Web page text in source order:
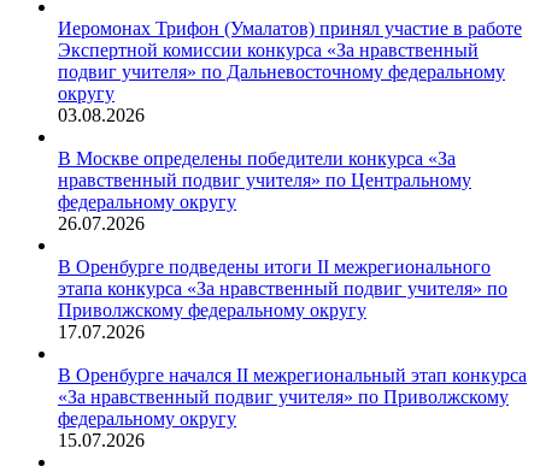
Иеромонах Трифон (Умалатов) принял участие в работе
Экспертной комиссии конкурса «За нравственный
подвиг учителя» по Дальневосточному федеральному
округу
03.08.2026
В Москве определены победители конкурса «За
нравственный подвиг учителя» по Центральному
федеральному округу
26.07.2026
В Оренбурге подведены итоги II межрегионального
этапа конкурса «За нравственный подвиг учителя» по
Приволжскому федеральному округу
17.07.2026
В Оренбурге начался II межрегиональный этап конкурса
«За нравственный подвиг учителя» по Приволжскому
федеральному округу
15.07.2026